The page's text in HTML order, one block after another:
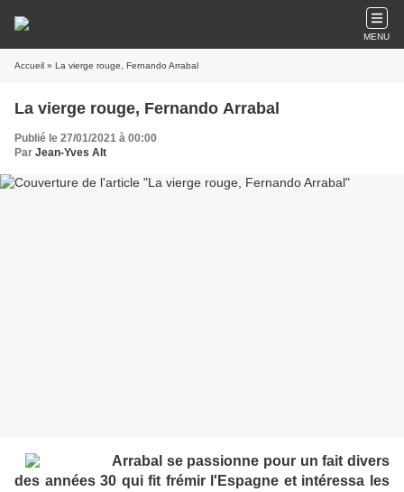
MENU
Accueil » La vierge rouge, Fernando Arrabal
La vierge rouge, Fernando Arrabal
Publié le 27/01/2021 à 00:00
Par Jean-Yves Alt
Arrabal se passionne pour un fait divers
des années 30 qui fit frémir l'Espagne et intéressa les